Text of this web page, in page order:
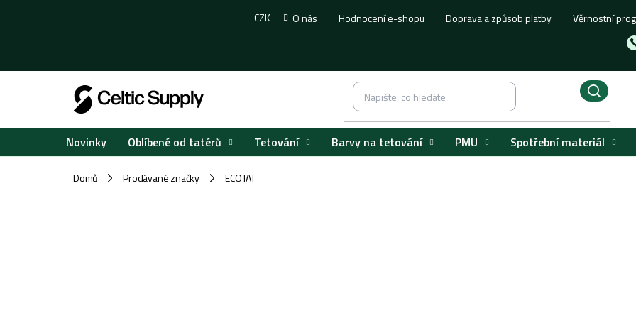
O nás Hodnocení e-shopu Doprava a způsob platby Věrnostní
CZK
Novinky Oblíbené od tatérů Tetování Barvy na tetování PMU Spotřební materiál
Domů / Prodávané značky / ECOTAT